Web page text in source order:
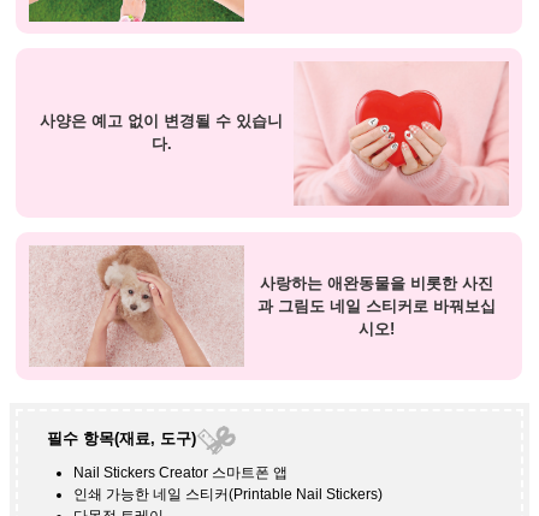
사양은 예고 없이 변경될 수 있습니
다.
사랑하는 애완동물을 비롯한 사진
과 그림도 네일 스티커로 바꿔보십
시오!
필수 항목(재료, 도구)
Nail Stickers Creator 스마트폰 앱
인쇄 가능한 네일 스티커(Printable Nail Stickers)